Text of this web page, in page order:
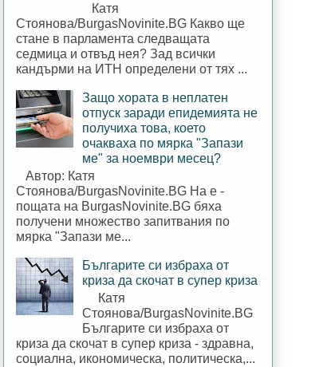
Катя
Стоянова/BurgasNovinite.BG Какво ще
стане в парламента следващата
седмица и отвъд нея? Зад всички
кандърми на ИТН определени от тях ...
Защо хората в неплатен
отпуск заради епидемията не
получиха това, което
очакваха по мярка "Запази
ме" за ноември месец?
Автор: Катя
Стоянова/BurgasNovinite.BG На е -
пощата на BurgasNovinite.BG бяха
получени множество запитвания по
мярка "Запази ме...
Българите си избраха от
криза да скочат в супер криза
Катя
Стоянова/BurgasNovinite.BG
Българите си избраха от
криза да скочат в супер криза - здравна,
социална, икономическа, политическа,...